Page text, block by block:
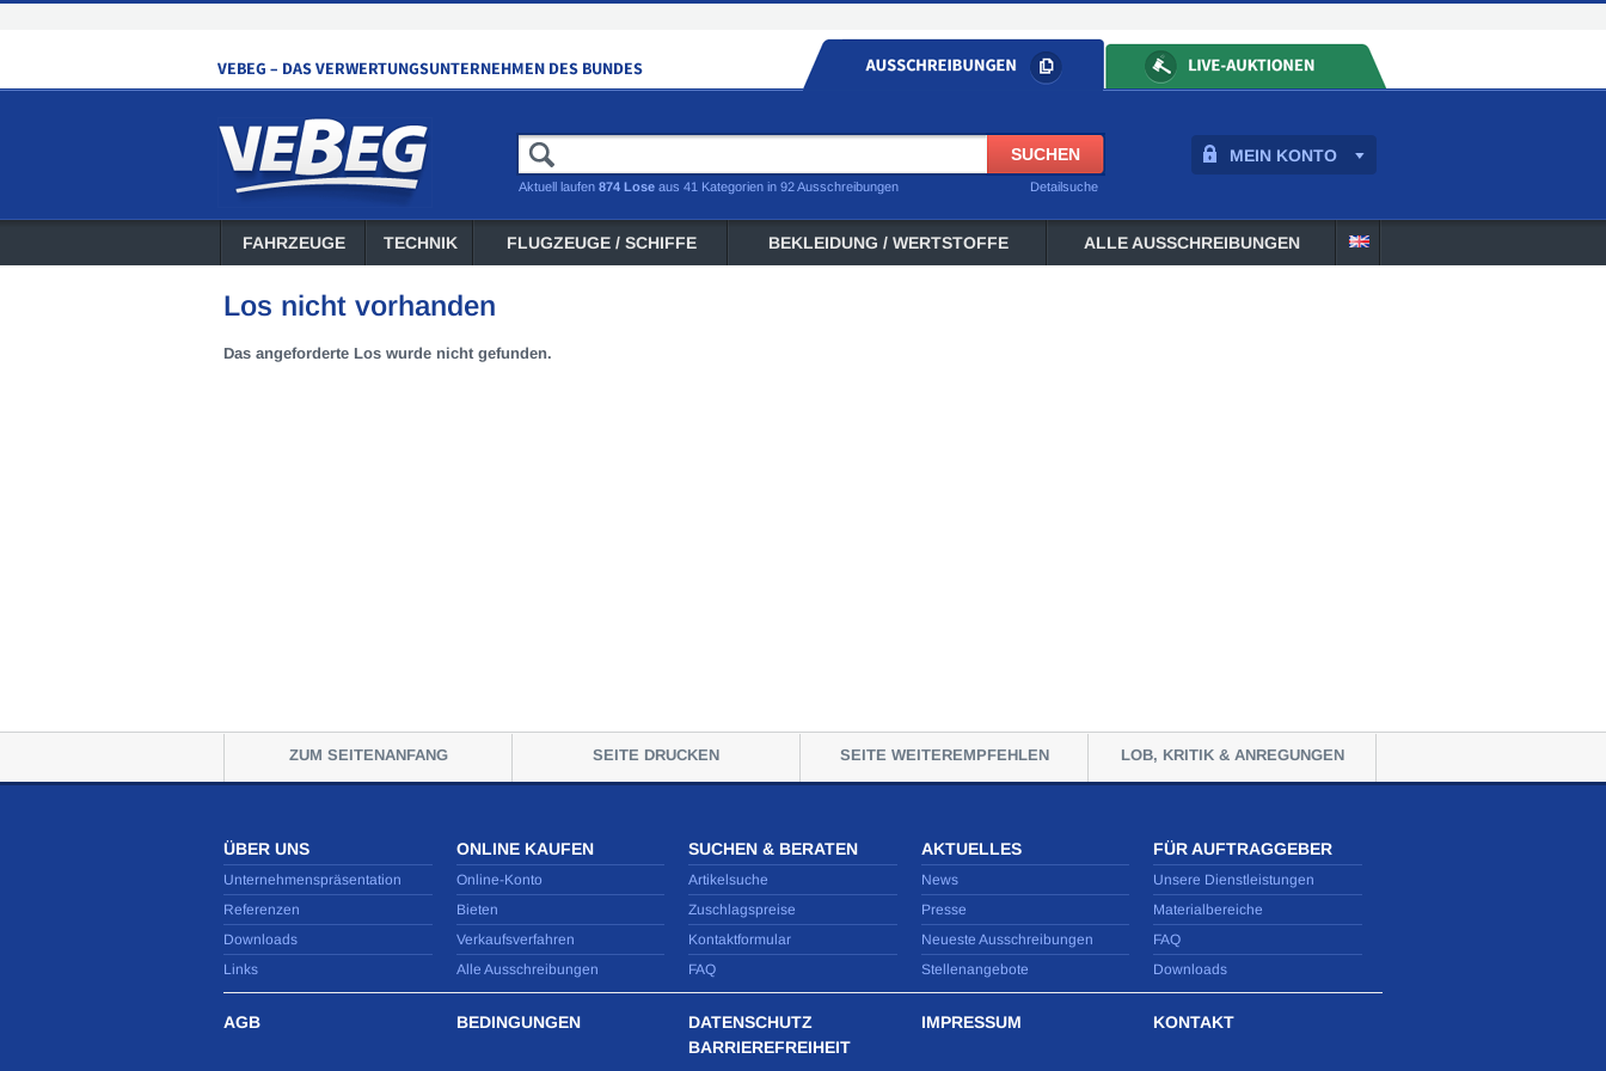
MEIN KONTO
Detailsuche
Aktuell laufen 874 Lose aus 41 Kategorien in 92 Ausschreibungen
FAHRZEUGE TECHNIK FLUGZEUGE / SCHIFFE BEKLEIDUNG / WERTSTOFFE ALLE AUSSCHREIBUNGEN
Los nicht vorhanden
Das angeforderte Los wurde nicht gefunden.
ZUM SEITENANFANG SEITE DRUCKEN SEITE WEITEREMPFEHLEN LOB, KRITIK & ANREGUNGEN
ÜBER UNS
Unternehmenspräsentation
Referenzen
Downloads
Links
ONLINE KAUFEN
Online-Konto
Bieten
Verkaufsverfahren
Alle Ausschreibungen
SUCHEN & BERATEN
Artikelsuche
Zuschlagspreise
Kontaktformular
FAQ
AKTUELLES
News
Presse
Neueste Ausschreibungen
Stellenangebote
FÜR AUFTRAGGEBER
Unsere Dienstleistungen
Materialbereiche
FAQ
Downloads
AGB BEDINGUNGEN
DATENSCHUTZ
BARRIEREFREIHEIT
IMPRESSUM KONTAKT